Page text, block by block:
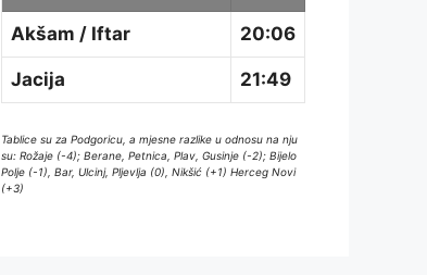
Akšam / Iftar 20:06
Jacija 21:49
Tablice su za Podgoricu, a mjesne razlike u odnosu na nju
su: Rožaje (-4); Berane, Petnica, Plav, Gusinje (-2); Bijelo
Polje (-1), Bar, Ulcinj, Pljevlja (0), Nikšić (+1) Herceg Novi
(+3)